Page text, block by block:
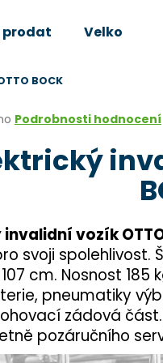
prodat
BOCK
Podrobnosti hodnocení
vozík
svoji spolehlivost.
cm. Nosnost
pneumatiky
zádová
pozáručního